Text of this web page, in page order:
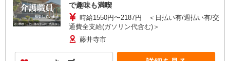
で趣味も満喫
時給1550円〜2187円 ＜日払い有/週払い有/交
通費全支給(ガソリン代含む)＞
藤井寺市